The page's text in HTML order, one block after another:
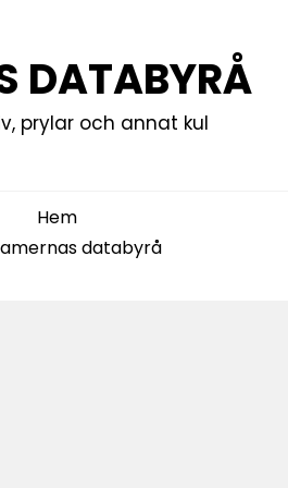
DATABYRÅ
prylar och annat kul
Hem
databyrå